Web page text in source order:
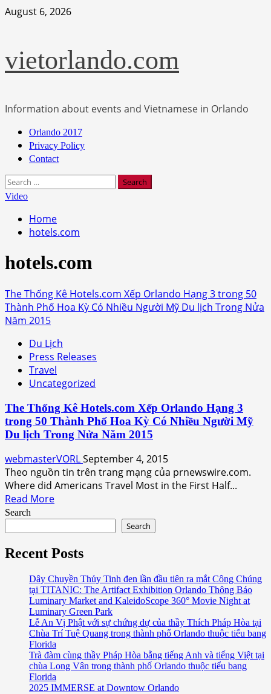
Skip
August 6, 2026
vietorlando.com
Information about events and Vietnamese in Orlando
Primary
Menu
Orlando 2017
Privacy Policy
Contact
Search
for:
Video
Home
hotels.com
hotels.com
The Thống Kê Hotels.com Xếp Orlando Hạng 3 trong 50
Thành Phố Hoa Kỳ Có Nhiều Người Mỹ Du lịch Trong Nửa
Năm 2015
Du Lịch
Press Releases
Travel
Uncategorized
The Thống Kê Hotels.com Xếp Orlando Hạng 3
trong 50 Thành Phố Hoa Kỳ Có Nhiều Người Mỹ
Du lịch Trong Nửa Năm 2015
webmasterVORLSeptember 4, 2015
Theo nguồn tin trên trang mạng của prnewswire.com.
Where did Americans Travel Most in the First Half...
Read MoreRead
Thống
Hotels.com
Xếp
Orlando
Hạng
3
trong
50
Thành
Phố
Search
Search
Recent Posts
Dây Chuyền Thủy Tinh đen lần đầu tiên ra mắt Công Chúng
tại TITANIC: The Artifact Exhibition Orlando Thông Báo
Luminary Market and KaleidoScope 360° Movie Night at
Luminary Green Park
Lễ An Vị Phật với sự chứng dự của thầy Thích Pháp Hòa tại
Chùa Trí Tuệ Quang trong thành phố Orlando thuộc tiểu bang
Florida
Trà đàm cùng thầy Pháp Hòa bằng tiếng Anh và tiếng Việt tại
chùa Long Vân trong thành phố Orlando thuộc tiểu bang
Florida
2025 IMMERSE at Downtow Orlando